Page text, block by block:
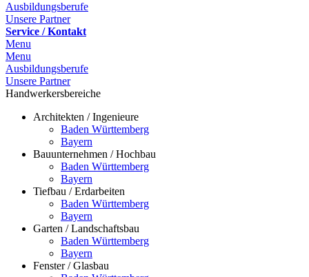
Ausbildungsberufe
Unsere Partner
Service / Kontakt
Menu
Menu
Ausbildungsberufe
Unsere Partner
Handwerkersbereiche
Architekten / Ingenieure
Baden Württemberg
Bayern
Bauunternehmen / Hochbau
Baden Württemberg
Bayern
Tiefbau / Erdarbeiten
Baden Württemberg
Bayern
Garten / Landschaftsbau
Baden Württemberg
Bayern
Fenster / Glasbau